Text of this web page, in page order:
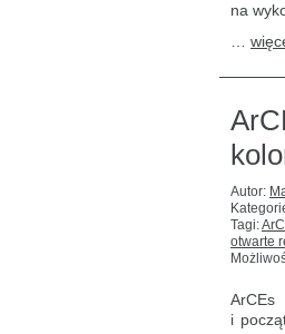
na
Autor:
Tagi:
otwarte
i